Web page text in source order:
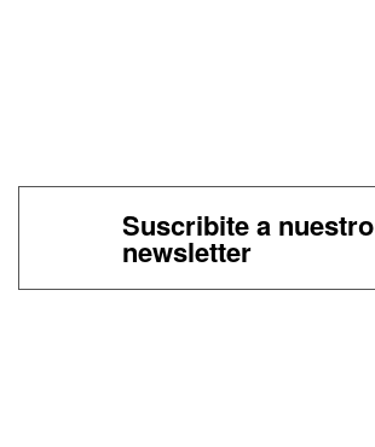
Suscribite a nuestro
newsletter